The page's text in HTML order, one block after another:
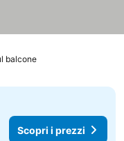
balcone
Scopri i prezzi